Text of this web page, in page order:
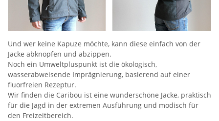
Und wer keine Kapuze möchte, kann diese einfach von der
Jacke abknöpfen und abzippen.
Noch ein Umweltpluspunkt ist die ökologisch,
wasserabweisende Imprägnierung, basierend auf einer
fluorfreien Rezeptur.
Wir finden die Caribou ist eine wunderschöne Jacke, praktisch
für die Jagd in der extremen Ausführung und modisch für
den Freizeitbereich.